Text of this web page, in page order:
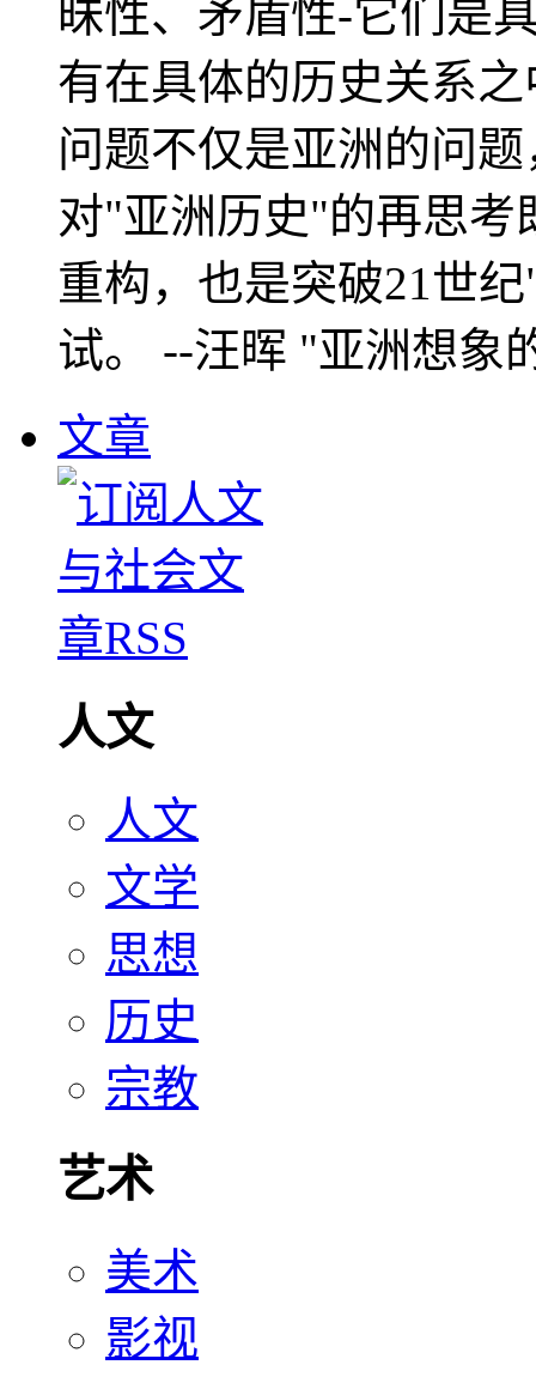
昧性、矛盾性-它们是
有在具体的历史关系
问题不仅是亚洲的问
对"亚洲历史"的再思考
重构，也是突破21世
试。 --汪晖 "亚洲想象
文章
人文
人文
文学
思想
历史
宗教
艺术
美术
影视